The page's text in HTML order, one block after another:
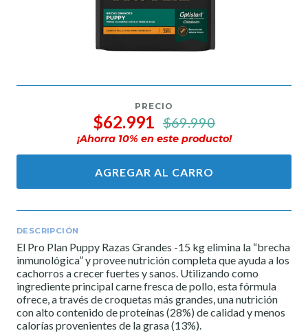
PRECIO
$62.991 $69.990
¡Ahorra 10% en este producto!
AGREGAR AL CARRO
DESCRIPCIÓN
El Pro Plan Puppy Razas Grandes -15 kg elimina la “brecha
inmunológica” y provee nutrición completa que ayuda a los
cachorros a crecer fuertes y sanos. Utilizando como
ingrediente principal carne fresca de pollo, esta fórmula
ofrece, a través de croquetas más grandes, una nutrición
con alto contenido de proteínas (28%) de calidad y menos
calorías provenientes de la grasa (13%).